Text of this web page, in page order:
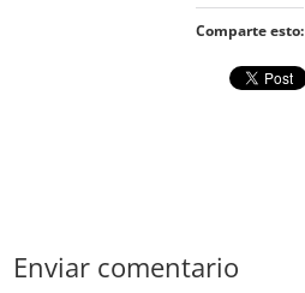
Comparte esto:
Enviar comentario